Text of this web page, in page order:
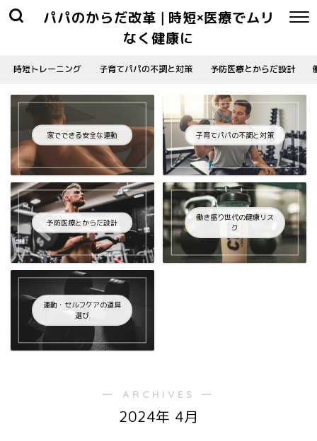
パパのからだ改革 | 時短×医療でムリ
なく健康に
時短トレーニング 子育てパパの不調と対策 予防医療とからだ設計
家でできる安全な運動 子育てパパの不調と対策
予防医療とからだ設計
働き盛り世代の健康リス
ク
運動・セルフケアの道具
選び
― ARCHIVES ―
2024年 4月